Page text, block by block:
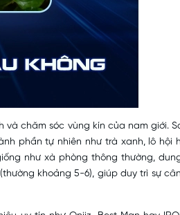
và chăm sóc vùng kín của nam giới.
phần tự nhiên như trà xanh, lô hội
như xà phòng thông thường,
khoảng 5-6), giúp duy trì sự